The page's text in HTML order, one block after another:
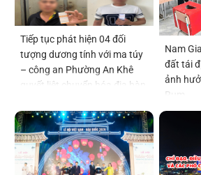
Tiếp tục phát hiện 04 đối
tượng dương tính với ma túy
– công an Phường An Khê
quyết liệt chuyển hóa địa bàn
Nam
đất tái
ảnh
Rum